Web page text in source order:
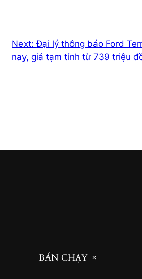
Next:Đại lý thông báo Ford
nay, giá tạm tính từ 739 triệu
BÁN CHẠY +